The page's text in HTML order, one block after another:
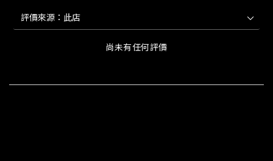
尚未有任何評價